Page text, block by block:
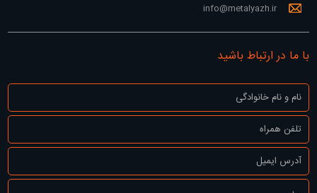
info@metalyazh.ir
با ما در ارتباط باشید